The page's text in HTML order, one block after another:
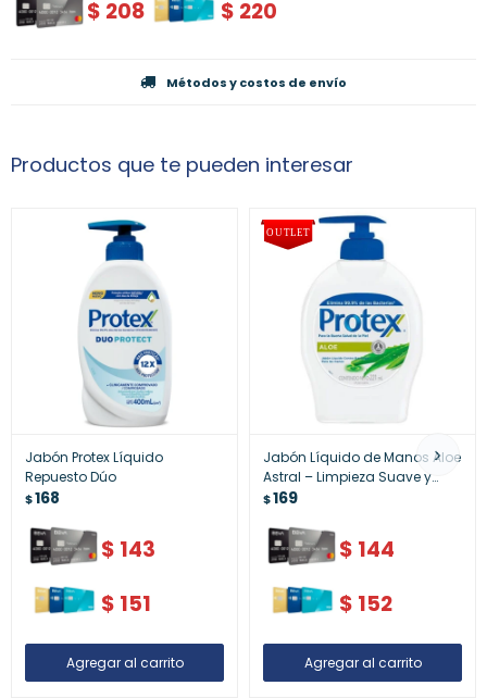
$ 208 $ 220
Métodos y costos de envío
Productos que te pueden interesar
Jabón Protex Líquido
Repuesto Dúo
$168
$ 143
$ 151
Jabón Líquido de Manos Aloe
Astral – Limpieza Suave y
Protectora
$169
$ 144
$ 152